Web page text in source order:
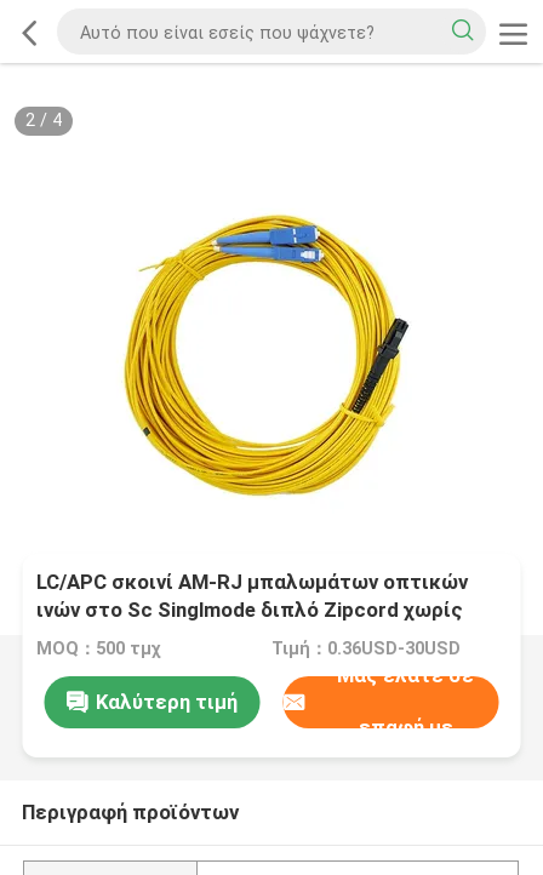
2/ 4
LC/APC σκοινί ΑΜ-RJ μπαλωμάτων οπτικών
ινών στο Sc Singlmode διπλό Zipcord χωρίς
συνδετήρα κίτρινο
MOQ：500 τμχ Τιμή：0.36USD-30USD
Καλύτερη τιμή
Μας ελάτε σε
επαφή με
Περιγραφή προϊόντων